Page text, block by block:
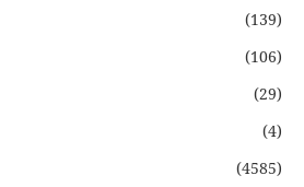
(139)
(106)
(29)
(4)
(4585)